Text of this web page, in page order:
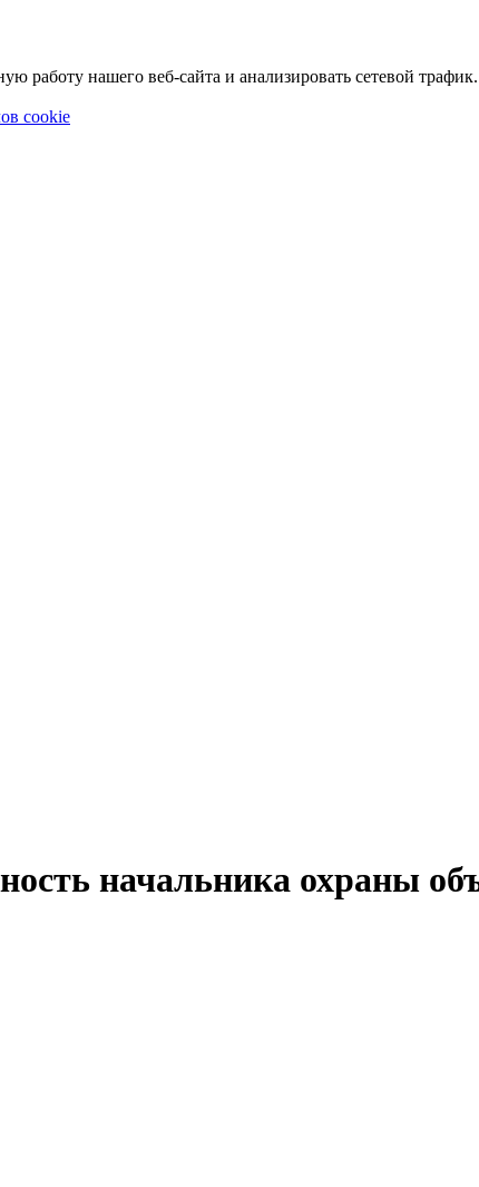
работу нашего веб-сайта и анализировать сетевой трафик.
cookie
начальника охраны